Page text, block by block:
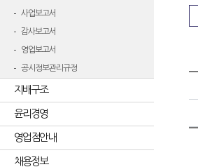
사업보고서
감사보고서
영업보고서
공시정보관리규정
지배구조
윤리경영
영업점안내
채용정보